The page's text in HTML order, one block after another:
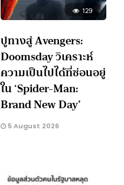
129
ปูทางสู่ Avengers:
Doomsday วิเคราะห์
ความเป็นไปได้ที่ซ่อนอยู่
ใน ‘Spider-Man:
Brand New Day’
5 August 2026